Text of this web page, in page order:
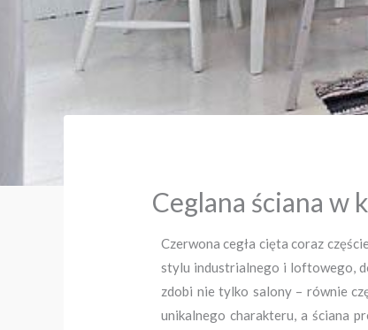
Ceglana ściana w
Czerwona cegła cięta coraz
stylu industrialnego i loftowego,
zdobi nie tylko salony – równie
unikalnego charakteru, a ściana